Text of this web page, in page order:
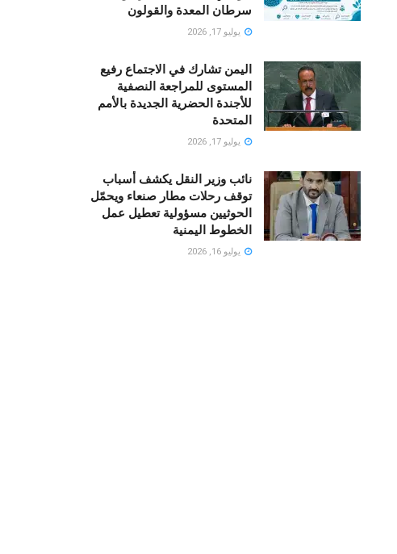
سرطان المعدة والقولون
يوليو 17, 2026
اليمن تشارك في الاجتماع رفيع
المستوى للمراجعة النصفية
للأجندة الحضرية الجديدة بالأمم
المتحدة
يوليو 17, 2026
نائب وزير النقل يكشف أسباب
توقف رحلات مطار صنعاء ويحمّل
الحوثيين مسؤولية تعطيل عمل
الخطوط اليمنية
يوليو 16, 2026